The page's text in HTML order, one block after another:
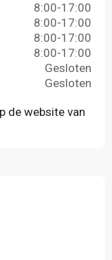
8:00-17:00
8:00-17:00
8:00-17:00
8:00-17:00
Gesloten
Gesloten
de website van